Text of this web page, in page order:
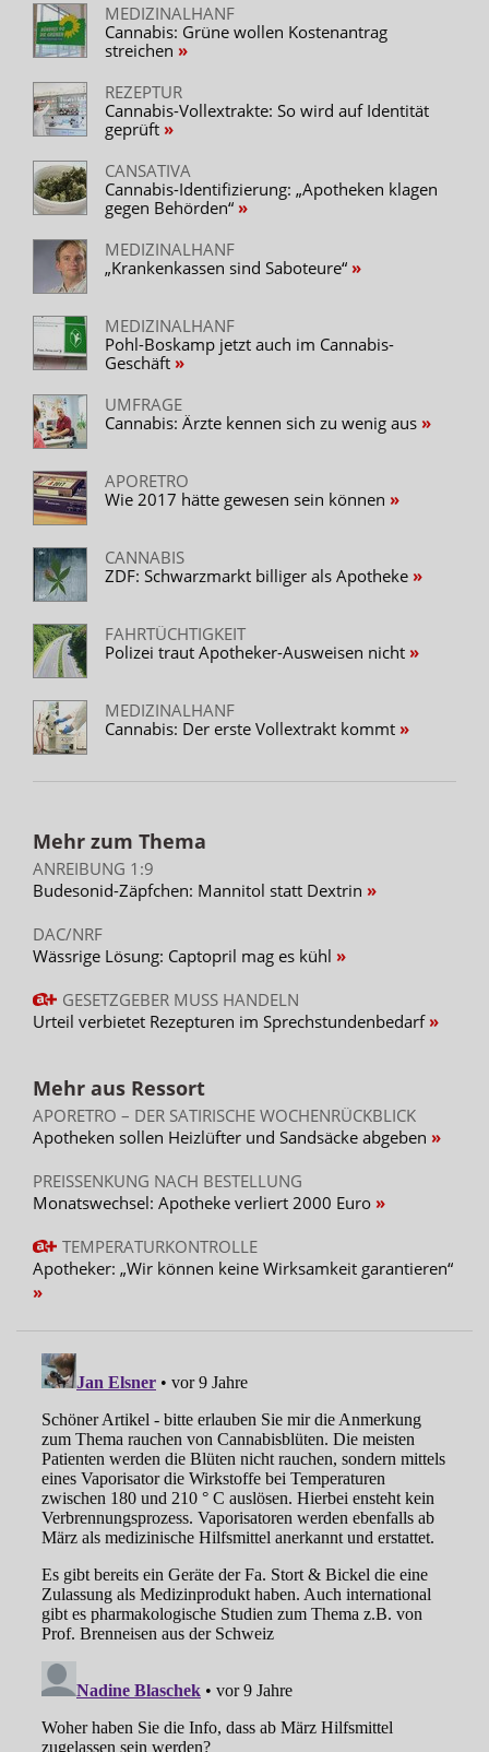
MEDIZINALHANF
Cannabis: Grüne wollen Kostenantrag
streichen
REZEPTUR
Cannabis-Vollextrakte: So wird auf Identität
geprüft
CANSATIVA
Cannabis-Identifizierung: „Apotheken klagen
gegen Behörden“
MEDIZINALHANF
„Krankenkassen sind Saboteure“
MEDIZINALHANF
Pohl-Boskamp jetzt auch im Cannabis-
Geschäft
UMFRAGE
Cannabis: Ärzte kennen sich zu wenig aus
APORETRO
Wie 2017 hätte gewesen sein können
CANNABIS
ZDF: Schwarzmarkt billiger als Apotheke
FAHRTÜCHTIGKEIT
Polizei traut Apotheker-Ausweisen nicht
MEDIZINALHANF
Cannabis: Der erste Vollextrakt kommt
Mehr zum Thema
ANREIBUNG 1:9
Budesonid-Zäpfchen: Mannitol statt Dextrin
DAC/NRF
Wässrige Lösung: Captopril mag es kühl
GESETZGEBER MUSS HANDELN
Urteil verbietet Rezepturen im Sprechstundenbedarf
Mehr aus Ressort
APORETRO – DER SATIRISCHE WOCHENRÜCKBLICK
Apotheken sollen Heizlüfter und Sandsäcke abgeben
PREISSENKUNG NACH BESTELLUNG
Monatswechsel: Apotheke verliert 2000 Euro
TEMPERATURKONTROLLE
Apotheker: „Wir können keine Wirksamkeit garantieren“